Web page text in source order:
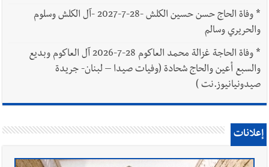
*
وفاة الحاج حسن حسين الكلش -28-7-2027 -آل الكلش وسلوم
والحريري وسالم
*
وفاة الحاجة غزالة محمد العاكوم 28-7-2026 آل العاكوم وبديع
والسبع أعين والحاج شحادة (وفيات صيدا – لبنان- جريدة
صيدونيانيوز.نت )
إعلانات